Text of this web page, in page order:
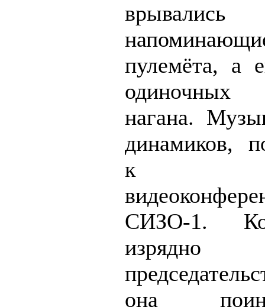
пулемёта, а
одиночных
нагана.
динамиков,
к
СИЗО-1.
изрядно
она